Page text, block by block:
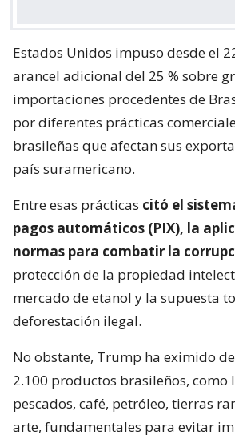
Estados Unidos impuso desde el
arancel adicional del 25 % sobre
importaciones procedentes de
por diferentes prácticas
brasileñas que afectan sus
país suramericano.
Entre esas prácticas citó el
pagos automáticos (PIX), la
normas para combatir la
protección de la propiedad
mercado de etanol y la supuesta
deforestación ilegal.
No obstante, Trump ha eximido
2.100 productos brasileños, como
pescados, café, petróleo, tierras
arte, fundamentales para evitar